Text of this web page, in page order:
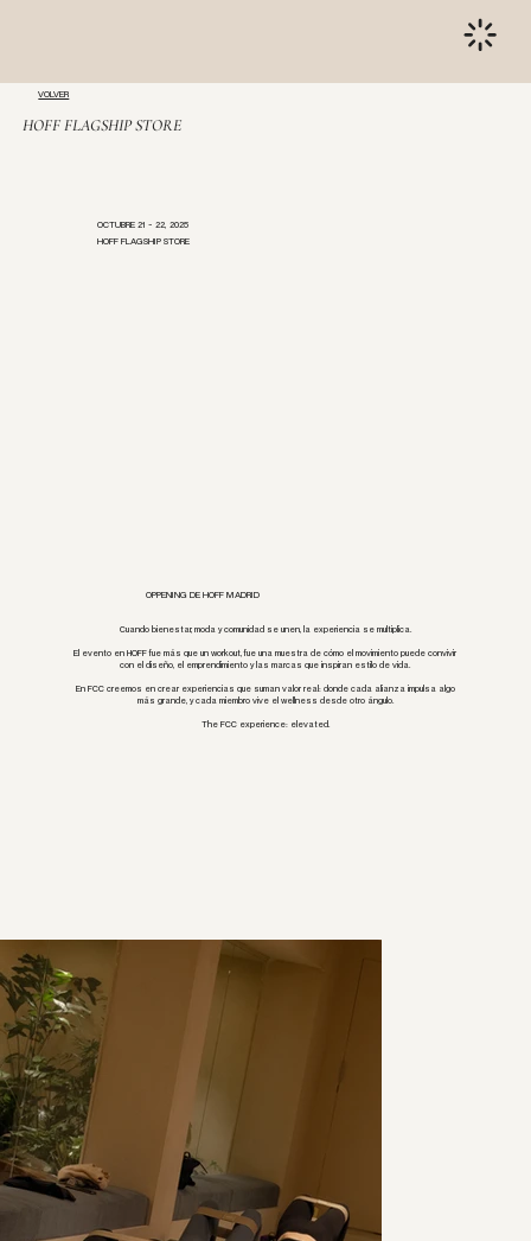
VOLVER
HOFF FLAGSHIP STORE
OPPENING DE HOFF MADRID
Cuando bienestar, moda y comunidad se unen, la experiencia se multiplica.
El evento en HOFF fue más que un workout, fue una muestra de cómo el movimiento puede convivir
con el diseño, el emprendimiento y las marcas que inspiran estilo de vida.
En FCC creemos en crear experiencias que suman valor real: donde cada alianza impulsa algo
más grande, y cada miembro vive el wellness desde otro ángulo.
The FCC experience: elevated.
OCTUBRE 21 - 22, 2025
HOFF FLAGSHIP STORE